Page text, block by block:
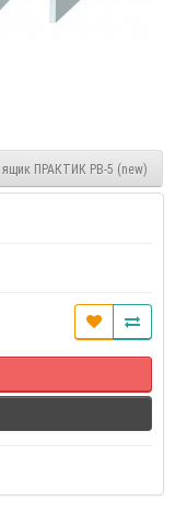
Почтовый ящик ПРАКТИК PB-5 (new)